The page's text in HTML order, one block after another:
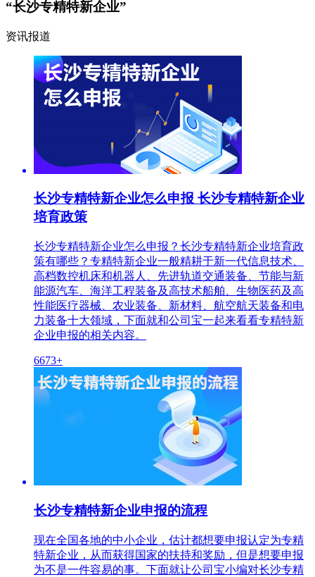
“长沙专精特新企业”
资讯报道
长沙专精特新企业怎么申报 长沙专精特新企业
培育政策
长沙专精特新企业怎么申报？长沙专精特新企业培育政
策有哪些？专精特新企业一般精耕于新一代信息技术、
高档数控机床和机器人、先进轨道交通装备、节能与新
能源汽车、海洋工程装备及高技术船舶、生物医药及高
性能医疗器械、农业装备、新材料、航空航天装备和电
力装备十大领域，下面就和公司宝一起来看看专精特新
企业申报的相关内容。
6673+
长沙专精特新企业申报的流程
现在全国各地的中小企业，估计都想要申报认定为专精
特新企业，从而获得国家的扶持和奖励，但是想要申报
为不是一件容易的事。下面就让公司宝小编对长沙专精